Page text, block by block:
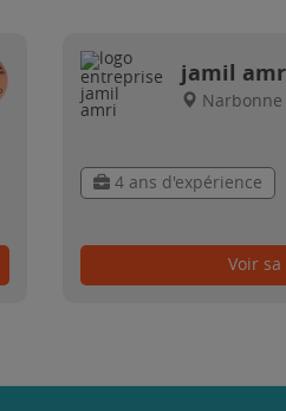
jamil
Narbonne
4 ans d'expérience
Voir sa